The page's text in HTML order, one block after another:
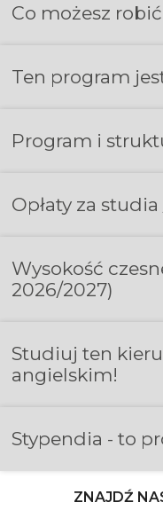
Co możesz
Ten program
Program i
Opłaty za
Wysokość
2026/2027)
Studiuj ten
angielskim!
Stypendia - to
ZNAJDŹ